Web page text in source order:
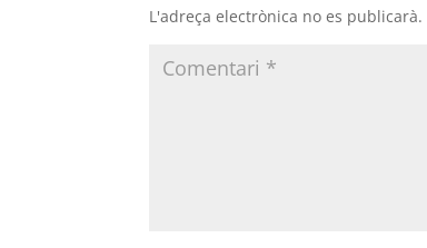
L'adreça electrònica no es publicarà.